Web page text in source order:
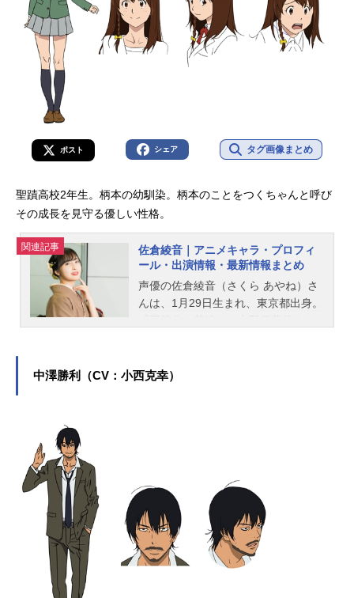
ポスト シェア タグ画像まとめ
聖蹟高校2年生。柄本の幼馴染。柄本のことをつくちゃんと呼び
その成長を見守る優しい性格。
関連記事
佐倉綾音｜アニメキャラ・プロフィ
ール・出演情報・最新情報まとめ
声優の佐倉綾音（さくら あやね）さ
んは、1月29日生まれ、東京都出身。
ャラクターを多く演じています。こ
中澤勝利（CV：小西克幸）